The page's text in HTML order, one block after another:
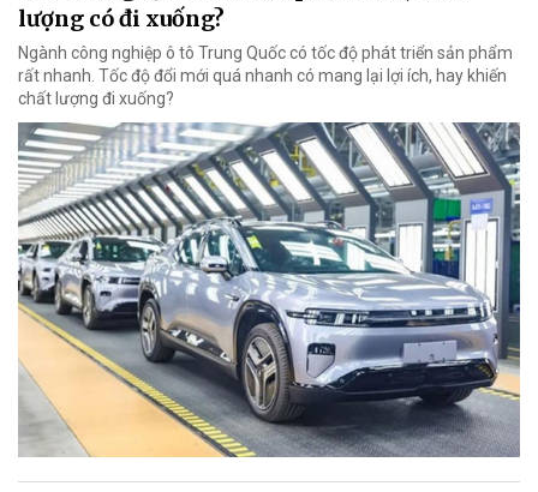
lượng có đi xuống?
Ngành công nghiệp ô tô Trung Quốc có tốc độ phát triển sản phẩm
rất nhanh. Tốc độ đổi mới quá nhanh có mang lại lợi ích, hay khiến
chất lượng đi xuống?